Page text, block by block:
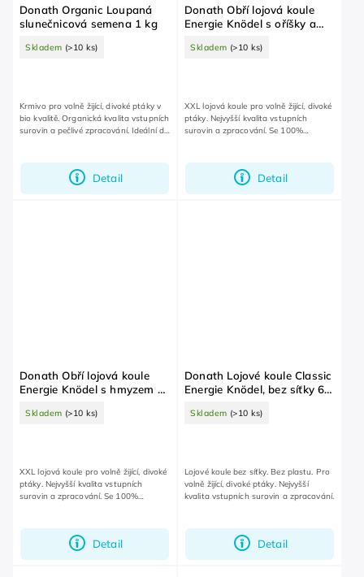
Donath Organic Loupaná
slunečnicová semena 1 kg
Skladem (>10 ks)
Detail
Krmivo pro volně žijící, divoké ptáky v
bio kvalitě. Organická kvalita vstupních
surovin a pečlivé zpracování. Ideální do
Donath Obří lojová koule
Energie Knödel s oříšky a
500 g
Skladem (>10 ks)
Detail
XXL lojová koule pro volně žijící, divoké
ptáky. Nejvyšší kvalita vstupních
surovin a zpracování. Se 100%
Donath Obří lojová koule
Energie Knödel s hmyzem a
500 g
Skladem (>10 ks)
Detail
XXL lojová koule pro volně žijící, divoké
ptáky. Nejvyšší kvalita vstupních
surovin a zpracování. Se 100%
Donath Lojové koule Classic
Energie Knödel, bez síťky 6
Skladem (>10 ks)
Detail
Lojové koule bez síťky. Bez plastu. Pro
volně žijící, divoké ptáky. Nejvyšší
kvalita vstupních surovin a zpracování.